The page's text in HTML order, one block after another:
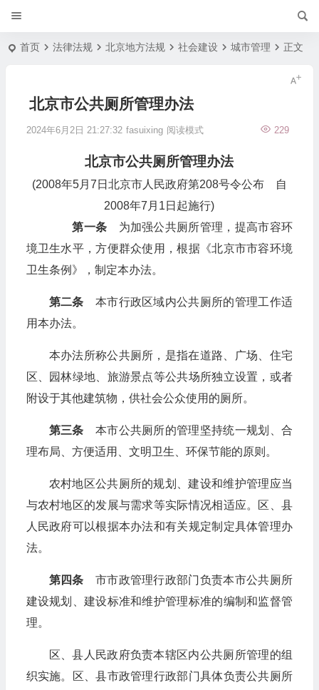
首页 法律法规 北京地方法规 社会建设 城市管理 正文
北京市公共厕所管理办法
2024年6月2日 21:27:32 fasuixing 229
阅读模式
北京市公共厕所管理办法
(2008年5月7日北京市人民政府第208号令公布 自
2008年7月1日起施行)
第一条 为加强公共厕所管理，提高市容环
境卫生水平，方便群众使用，根据《北京市市容环境
卫生条例》，制定本办法。
第二条 本市行政区域内公共厕所的管理工作适
用本办法。
本办法所称公共厕所，是指在道路、广场、住宅
区、园林绿地、旅游景点等公共场所独立设置，或者
附设于其他建筑物，供社会公众使用的厕所。
第三条 本市公共厕所的管理坚持统一规划、合
理布局、方便适用、文明卫生、环保节能的原则。
农村地区公共厕所的规划、建设和维护管理应当
与农村地区的发展与需求等实际情况相适应。区、县
人民政府可以根据本办法和有关规定制定具体管理办
法。
第四条 市市政管理行政部门负责本市公共厕所
建设规划、建设标准和维护管理标准的编制和监督管
理。
区、县人民政府负责本辖区内公共厕所管理的组
织实施。区、县市政管理行政部门具体负责公共厕所